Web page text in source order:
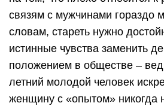
связям с мужчинами гораздо
словам, стареть нужно
истинные чувства заменить
положением в обществе –
летний молодой человек
женщину с «опытом» никогда